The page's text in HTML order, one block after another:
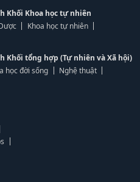
Khối Khoa học tự nhiên
Khoa học tự nhiên
Khối tổng hợp (Tự nhiên và Xã hội)
học đời sống
Nghệ thuật